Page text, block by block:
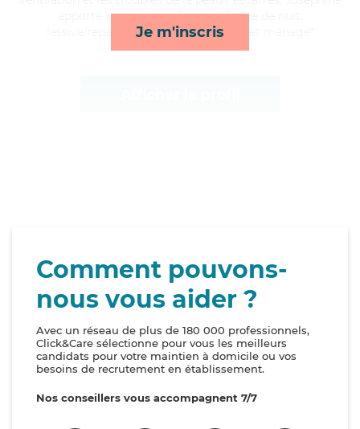
Je m'inscris
apporte ses services de surveillance de nuit,
lessive/repassage, toilette/habillage et ménage*
Comment pouvons-
nous vous aider ?
Avec un réseau de plus de 180 000 professionnels,
Click&Care sélectionne pour vous les meilleurs
candidats pour votre maintien à domicile ou vos
besoins de recrutement en établissement.
Nos conseillers vous accompagnent 7/7